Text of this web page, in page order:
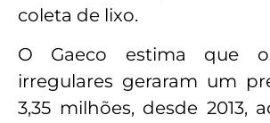
coleta de lixo.
O Gaeco estima que
irregulares geraram um
3,35 milhões, desde 2013,